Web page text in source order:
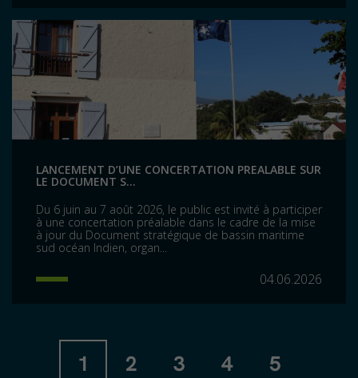
LANCEMENT D’UNE CONCERTATION PREALABLE SUR
LE DOCUMENT S...
Du 6 juin au 7 août 2026, le public est invité à participer
à une concertation préalable dans le cadre de la mise
à jour du Document stratégique de bassin maritime
sud océan Indien, organ...
04.06.2026
1 2 3 4 5